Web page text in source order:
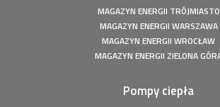
MAGAZYN ENERGII TRÓJMIASTO
MAGAZYN ENERGII WARSZAWA
MAGAZYN ENERGII WROCŁAW
MAGAZYN ENERGII ZIELONA
Pompy ciepła